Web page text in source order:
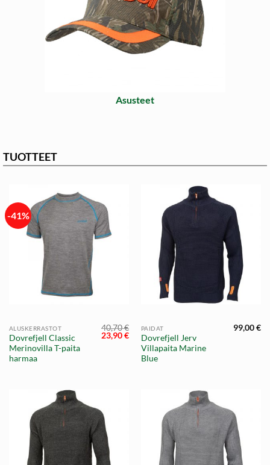
Asusteet
TUOTTEET
-41%
ALUSKERRASTOT
Dovrefjell Classic
Merinovilla T-paita
harmaa
40,70€
Alkuperäinen
hinta
23,90€Nykyinen
hinta
23,90 €.
PAIDAT
Dovrefjell Jerv
Villapaita Marine
Blue
99,00€